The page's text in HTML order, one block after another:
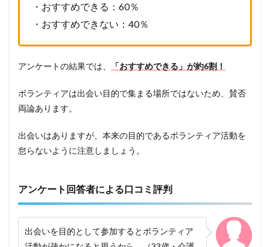
・おすすめできる：60％
・おすすめできない：40％
アンケートの結果では、 「おすすめできる」が約6割！
ボランティアは出会い目的で集まる場所ではないため、賛否
両論あります。
出会いはありますが、本来の目的であるボランティア活動を
怠らないように注意しましょう。
アンケート回答者による口コミ評判
出会いを目的として参加するとボランティア